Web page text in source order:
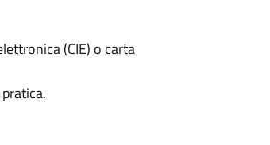
(CIE) o carta